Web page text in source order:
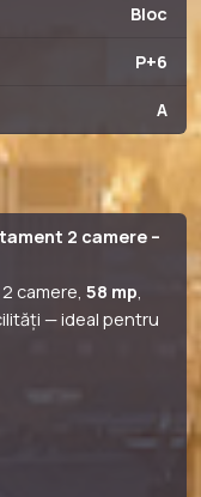
Bloc
P+6
A
2 camere –
camere, 58 mp,
— ideal pentru